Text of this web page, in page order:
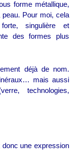
forme métallique,
Pour moi, cela
singulière et
des formes plus
déjà de nom.
mais aussi
technologies,
une expression